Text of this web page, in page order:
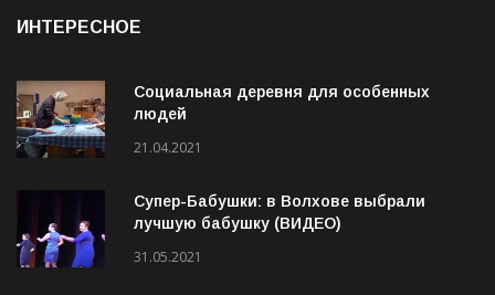
Социальная деревня для особенных
21.04.2021
Супер-Бабушки: в Волхове выбрали